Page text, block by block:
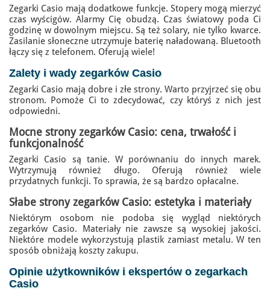
Zegarki Casio mają dodatkowe funkcje. Stopery mogą mierzyć
czas wyścigów. Alarmy Cię obudzą. Czas światowy poda Ci
godzinę w dowolnym miejscu. Są też solary, nie tylko kwarce.
Zasilanie słoneczne utrzymuje baterię naładowaną. Bluetooth
łączy się z telefonem. Oferują wiele!
Zalety i wady zegarków Casio
Zegarki Casio mają dobre i złe strony. Warto przyjrzeć się obu
stronom. Pomoże Ci to zdecydować, czy któryś z nich jest
odpowiedni.
Mocne strony zegarków Casio: cena, trwałość i
funkcjonalność
Zegarki Casio są tanie. W porównaniu do innych marek.
Wytrzymują również długo. Oferują również wiele
przydatnych funkcji. To sprawia, że są bardzo opłacalne.
Słabe strony zegarków Casio: estetyka i materiały
Niektórym osobom nie podoba się wygląd niektórych
zegarków Casio. Materiały nie zawsze są wysokiej jakości.
Niektóre modele wykorzystują plastik zamiast metalu. W ten
sposób obniżają koszty zakupu.
Opinieużytkowników i ekspertówo zegarkach
Casio